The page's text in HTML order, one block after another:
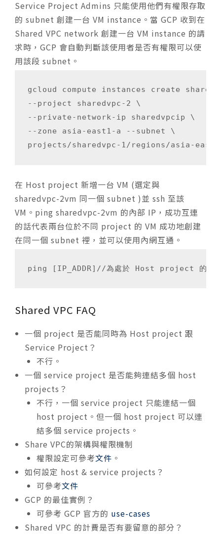
Service Project Admins 只能使用他們有權限存取
的 subnet 創建一台 VM instance。當 GCP 收到在
Shared VPC network 創建一台 VM instance 的請
求時，GCP 會自動判斷該使用者是否有權限可以使
用該段 subnet。
gcloud compute instances create
--project sharedvpc-2 \
--private-network-ip sharedvpcip \
--zone asia-east1-a --subnet \
projects/sharedvpc-1/regions/asia-
在 Host project 新增一台 VM (選定與
sharedvpc-2vm 同一個 subnet )並 ssh 至該
VM。ping sharedvpc-2vm 的內部 IP，成功互連
的話代表兩台位於不同 project 的 VM 成功地創建
在同一個 subnet 裡，並可以使用內網互通。
ping [IP_ADDR]//為處於 Host project 的
Shared VPC FAQ
一個 project 是否能同時為 Host project 跟
Service Project？
不行。
一個 service project 是否能夠連結多個 host
projects？
不行，一個 service project 只能連結一個
host project。但一個 host project 可以連
結多個 service projects。
Share VPC的架構與權限機制
權限設定可參考文件 。
如何設定 host & service projects？
可參考文件
GCP 的最佳實例？
可參考 GCP 官方的 use-cases
Shared VPC 的計費是否有要留意的部分？